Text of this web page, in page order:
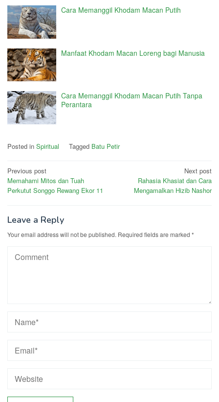
Cara Memanggil Khodam Macan Putih
Manfaat Khodam Macan Loreng bagi Manusia
Cara Memanggil Khodam Macan Putih Tanpa
Perantara
Posted in Spiritual Tagged Batu Petir
Post
navigation
Previous post
Memahami Mitos dan Tuah
Perkutut Songgo Rewang Ekor 11
Next post
Rahasia Khasiat dan Cara
Mengamalkan Hizib Nashor
Leave a Reply
Your email address will not be published. Required fields are marked *